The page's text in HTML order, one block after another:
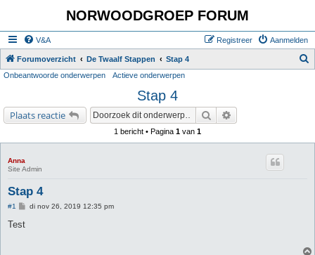
NORWOODGROEP FORUM
V&A Aanmelden
Registreer
Forumoverzicht De Twaalf Stappen Stap 4
Onbeantwoorde onderwerpen Actieve onderwerpen
Stap 4
Plaats reactie Zoek
1 bericht • Pagina 1 van 1
Anna
Site Admin
Stap 4
#1
Bdi nov 26, 2019 12:35 pm
Test